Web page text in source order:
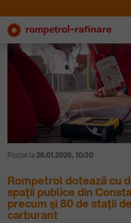
Postat la26.01.2026, 10:30
Rompetrol dotează cu
spaţii publice din
precum şi 80 de staţii
carburant